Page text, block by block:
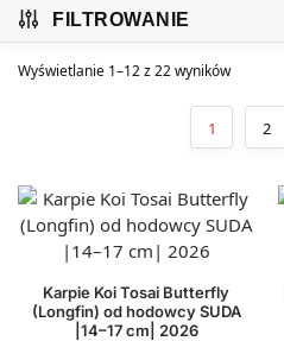
FILTROWANIE
Wyświetlanie 1–12 z 22 wyników
1 2
Karpie Koi Tosai Butterfly
(Longfin) od hodowcy SUDA
|14–17 cm| 2026